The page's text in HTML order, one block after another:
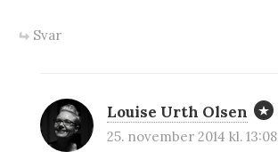
Svar
Louise Urth Olsen
25. november 2014 kl. 13:08